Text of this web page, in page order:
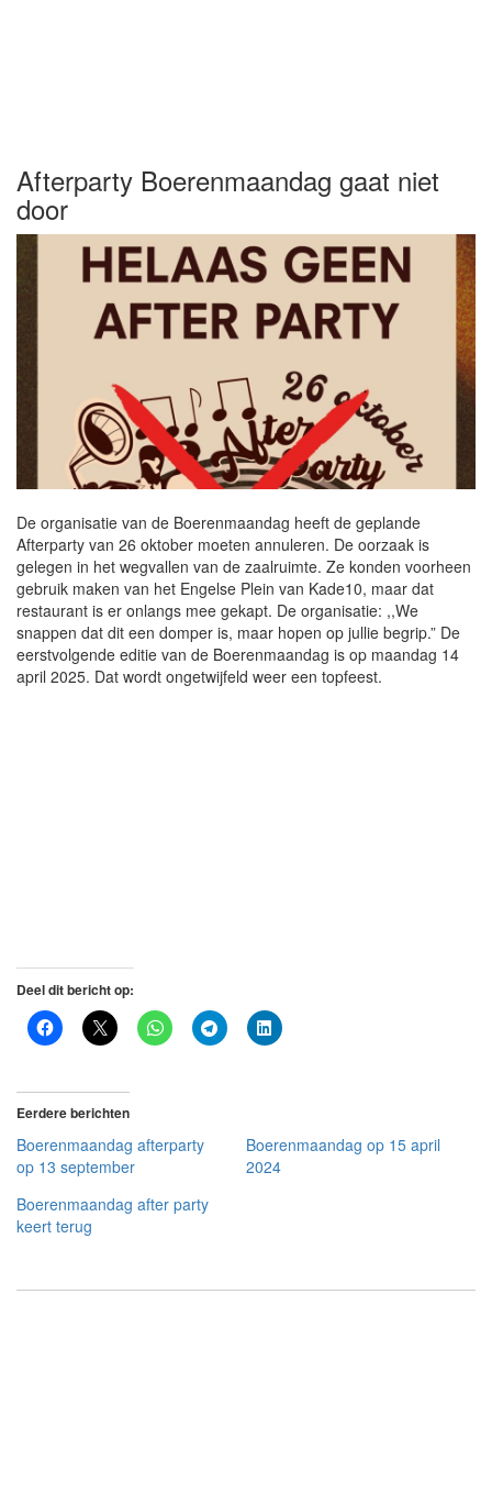
Afterparty Boerenmaandag gaat niet
door
De organisatie van de Boerenmaandag heeft de geplande
Afterparty van 26 oktober moeten annuleren. De oorzaak is
gelegen in het wegvallen van de zaalruimte. Ze konden voorheen
gebruik maken van het Engelse Plein van Kade10, maar dat
restaurant is er onlangs mee gekapt. De organisatie: ,,We
snappen dat dit een domper is, maar hopen op jullie begrip.” De
eerstvolgende editie van de Boerenmaandag is op maandag 14
april 2025. Dat wordt ongetwijfeld weer een topfeest.
Deel dit bericht op:
Eerdere berichten
Boerenmaandag afterparty
op 13 september
Boerenmaandag op 15 april
2024
Boerenmaandag after party
keert terug